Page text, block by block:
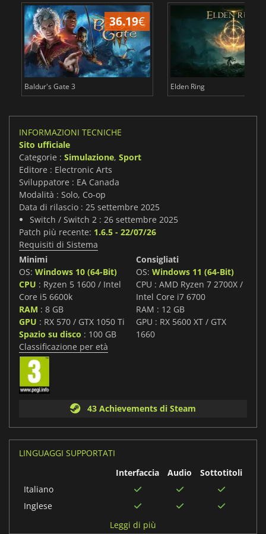
36.19€
Baldur's Gate 3 Elden Ring
INFORMAZIONI TECNICHE
Sito ufficiale
Categorie : Simulazione, Sport
Editore : Electronic Arts
Sviluppatore : EA Canada
Modalità : Solo, Co-op
Data di rilascio : 25 settembre 2025
Switch / Switch 2 : 26 settembre 2025
Patch più recente: 1.6.5 - 22/07/26
Requisiti di Sistema
Minimi
OS: Windows 10 (64-Bit)
CPU : Ryzen 5 1600 / Intel
Core i5 6600k
RAM : 8 GB
GPU : RX 570 / GTX 1050 Ti
Spazio su disco : 100 GB
Consigliati
OS: Windows 11 (64-Bit)
CPU : AMD Ryzen 7 2700X /
Intel Core i7 6700
RAM : 12 GB
GPU : RX 5600 XT / GTX
1660
Classificazione per età
43 Achievements di Steam
LINGUAGGI SUPPORTATI
Interfaccia
Audio
Sottotitoli
Italiano
Inglese
Leggi di più